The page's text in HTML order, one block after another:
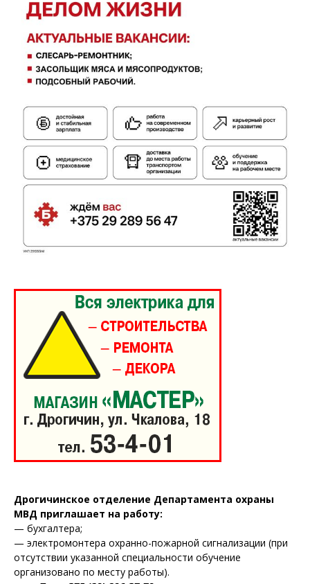
Газета
Дрогичинское отделение Департамента охраны
МВД приглашает на работу:
— бухгалтера;
— электромонтера охранно-пожарной сигнализации (при
отсутствии указанной специальности обучение
организовано по месту работы).